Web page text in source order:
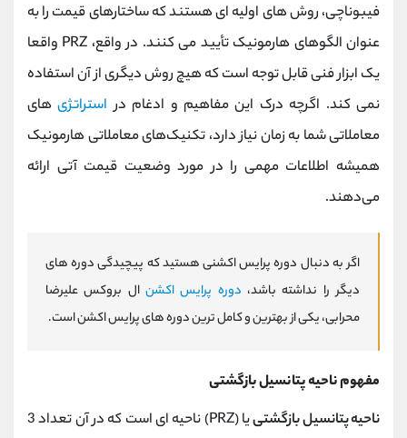
فیبوناچی، روش های اولیه ای هستند که ساختارهای قیمت را به
عنوان الگوهای هارمونیک تأیید می کنند. در واقع، PRZ واقعا
یک ابزار فنی قابل توجه است که هیچ روش دیگری از آن استفاده
نمی کند. اگرچه درک این مفاهیم و ادغام در استراتژی‌های
معاملاتی شما به زمان نیاز دارد، تکنیک‌های معاملاتی هارمونیک
همیشه اطلاعات مهمی را در مورد وضعیت قیمت آتی ارائه
می‌دهند.
اگر به دنبال دوره پرایس اکشنی هستید که پیچیدگی دوره های
دیگر را نداشته باشد، دوره پرایس اکشن ال بروکس علیرضا
محرابی، یکی از بهترین و کامل ترین دوره های پرایس اکشن است.
مفهوم ناحیه پتانسیل بازگشتی
ناحیه پتانسیل بازگشتی
یا (PRZ) ناحیه ای است که در آن تعداد 3